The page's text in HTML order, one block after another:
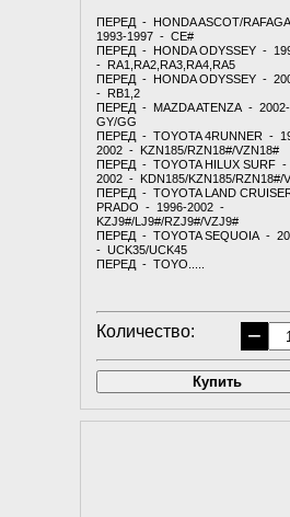
ПЕРЕД - HONDA ASCOT/
1993-1997 - СE#
ПЕРЕД - HONDA ODYSSEY -
- RA1,RA2,RA3,RA4,RA5
ПЕРЕД - HONDA ODYSSEY -
- RB1,2
ПЕРЕД - MAZDA ATENZA -
GY/GG
ПЕРЕД - TOYOTA 4RUNNER -
2002 - KZN185/RZN18#/VZN18#
ПЕРЕД - TOYOTA HILUX SURF -
2002 - KDN185/KZN185/RZN18#/
ПЕРЕД - TOYOTA LAND
PRADO - 1996-2002 -
KZJ9#/LJ9#/RZJ9#/VZJ9#
ПЕРЕД - TOYOTA SEQUOIA -
- UCK35/UCK45
ПЕРЕД - TOYO.....
Количество: −
Купить